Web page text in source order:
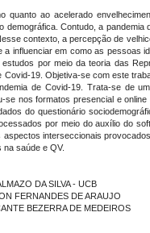
quanto ao acelerado
demográfica. Contudo, a
contexto, a percepção de
a influenciar em como as
por meio da teoria das
Covid-19. Objetiva-se com este
de Covid-19. Trata-se de
se nos formatos presencial e
do questionário
por meio do auxílio do
interseccionais
saúde e QV.
DA SILVA - UCB
FERNANDES DE ARAUJO
BEZERRA DE MEDEIROS